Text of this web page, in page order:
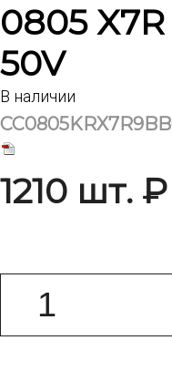
0805
50V
В наличии
1210 шт. ₽